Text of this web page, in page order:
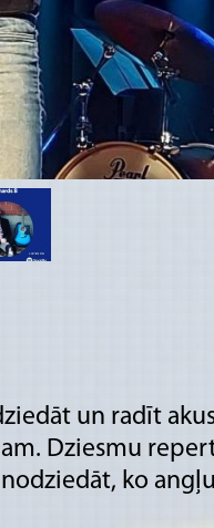
un radīt
Dziesmu
ko